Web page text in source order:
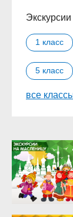
1 класс
5 класс
9 класс
все